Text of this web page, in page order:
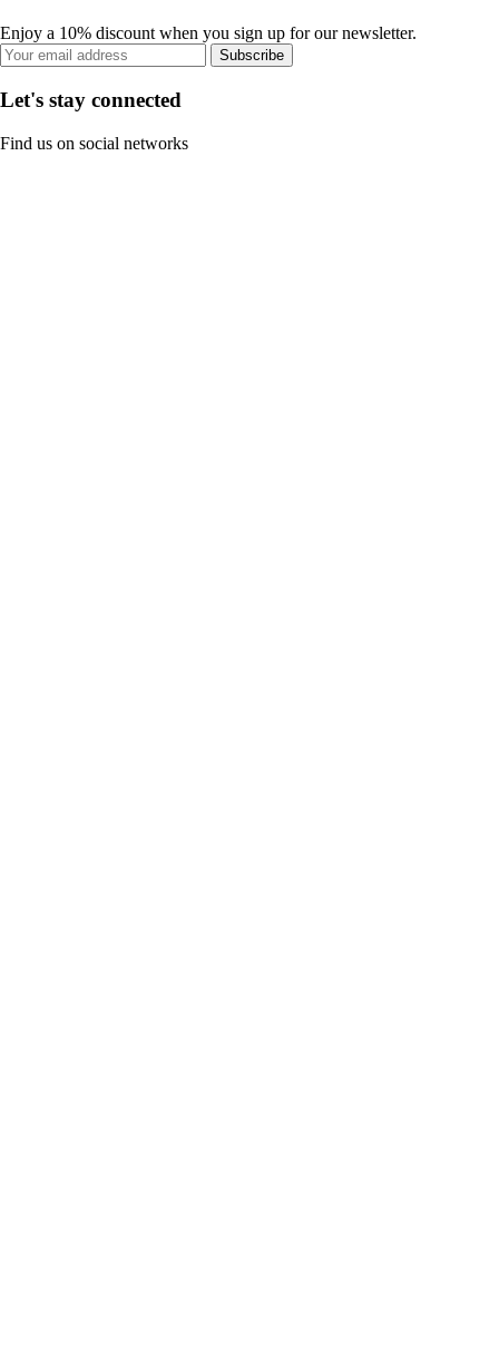
Enjoy a 10% discount when you sign up for our newsletter.
Subscribe
Let's stay connected
Find us on social networks